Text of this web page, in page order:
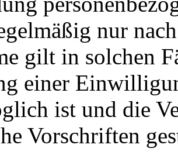
nur
gilt in solchen
einer
ist und die
Vorschriften